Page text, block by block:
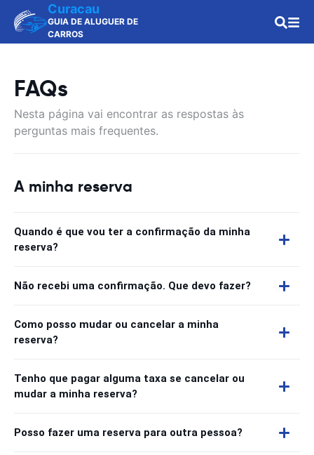
Curacau
GUIA DE ALUGUER DE
CARROS
FAQs
Nesta página vai encontrar as respostas às
perguntas mais frequentes.
A minha reserva
Quando é que vou ter a confirmação da minha
reserva?
Não recebi uma confirmação. Que devo fazer?
Como posso mudar ou cancelar a minha
reserva?
Tenho que pagar alguma taxa se cancelar ou
mudar a minha reserva?
Posso fazer uma reserva para outra pessoa?